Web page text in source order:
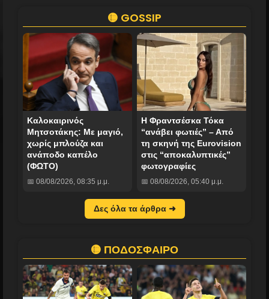
🟡 GOSSIP
Καλοκαιρινός
Μητσοτάκης: Με μαγιό,
χωρίς μπλούζα και
ανάποδο καπέλο
(ΦΩΤΟ)
📅 08/08/2026, 08:35 μ.μ.
Η Φραντσέσκα Τόκα
“ανάβει φωτιές” – Από
τη σκηνή της Eurovision
στις “αποκαλυπτικές”
φωτογραφίες
📅 08/08/2026, 05:40 μ.μ.
Δες όλα τα άρθρα ➜
🟡 ΠΟΔΟΣΦΑΙΡΟ